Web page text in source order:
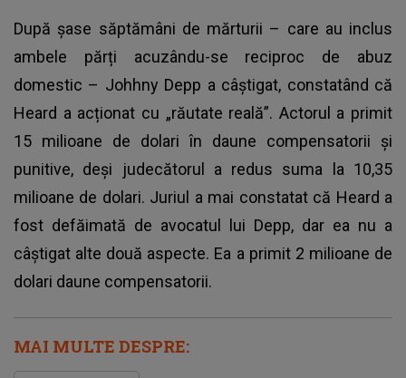
După șase săptămâni de mărturii – care au inclus
ambele părți acuzându-se reciproc de abuz
domestic – Johhny Depp a câștigat, constatând că
Heard a acționat cu „răutate reală”. Actorul a primit
15 milioane de dolari în daune compensatorii și
punitive, deși judecătorul a redus suma la 10,35
milioane de dolari. Juriul a mai constatat că Heard a
fost defăimată de avocatul lui Depp, dar ea nu a
câștigat alte două aspecte. Ea a primit 2 milioane de
dolari daune compensatorii.
MAI MULTE DESPRE: